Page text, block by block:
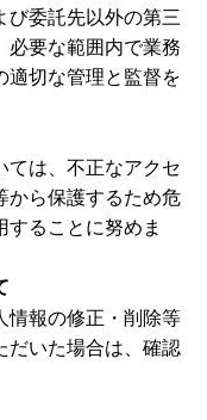
び委託先以外の第三
必要な範囲内で業務
適切な管理と監督を
ては、不正なアクセ
から保護するため危
することに努めま
情報の修正・削除等
だいた場合は、確認